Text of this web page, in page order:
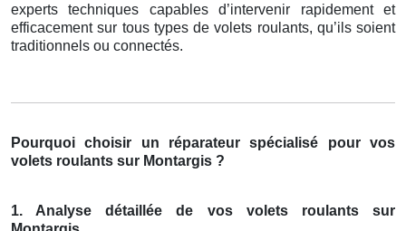
experts techniques capables d’intervenir rapidement et
efficacement sur tous types de volets roulants, qu’ils soient
traditionnels ou connectés.
Pourquoi choisir un réparateur spécialisé pour vos
volets roulants sur Montargis ?
1. Analyse détaillée de vos volets roulants sur